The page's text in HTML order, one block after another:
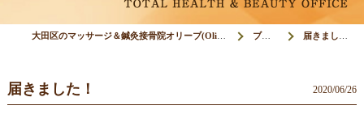
大田区のマッサージ＆鍼灸接骨院オリーブ(Olive) ブログ 届きました！
届きました！ 2020/06/26